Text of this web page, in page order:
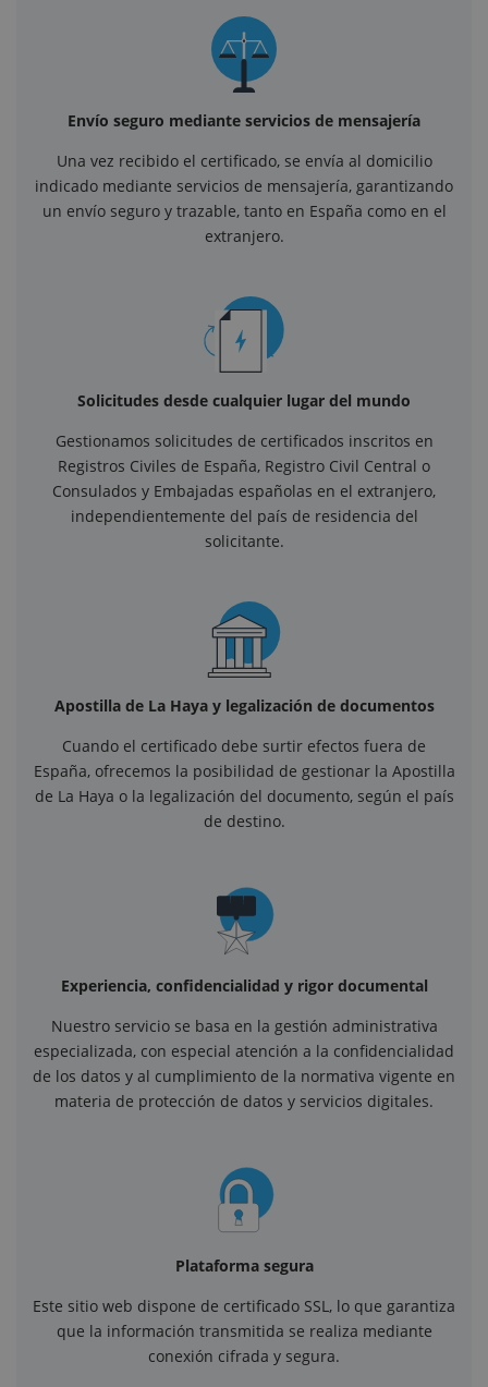
Envío seguro mediante servicios de mensajería
Una vez recibido el certificado, se envía al domicilio
indicado mediante servicios de mensajería, garantizando
un envío seguro y trazable, tanto en España como en el
extranjero.
Solicitudes desde cualquier lugar del mundo
Gestionamos solicitudes de certificados inscritos en
Registros Civiles de España, Registro Civil Central o
Consulados y Embajadas españolas en el extranjero,
independientemente del país de residencia del
solicitante.
Apostilla de La Haya y legalización de documentos
Cuando el certificado debe surtir efectos fuera de
España, ofrecemos la posibilidad de gestionar la Apostilla
de La Haya o la legalización del documento, según el país
de destino.
Experiencia, confidencialidad y rigor documental
Nuestro servicio se basa en la gestión administrativa
especializada, con especial atención a la confidencialidad
de los datos y al cumplimiento de la normativa vigente en
materia de protección de datos y servicios digitales.
Plataforma segura
Este sitio web dispone de certificado SSL, lo que garantiza
que la información transmitida se realiza mediante
conexión cifrada y segura.